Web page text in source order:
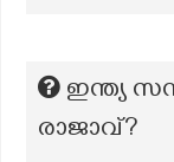
ഇന്ത്യ
രാജാവ്?